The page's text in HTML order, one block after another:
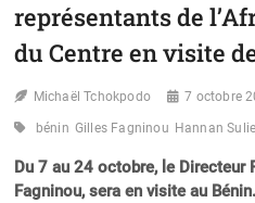
représentants de
du Centre en visite
Michaël Tchokpodo 7 octobre
bénin Gilles Fagninou Hannan
Du 7 au 24 octobre, le Directeur
Fagninou, sera en visite au